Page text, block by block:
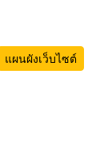
แผนผังเว็บไซต์